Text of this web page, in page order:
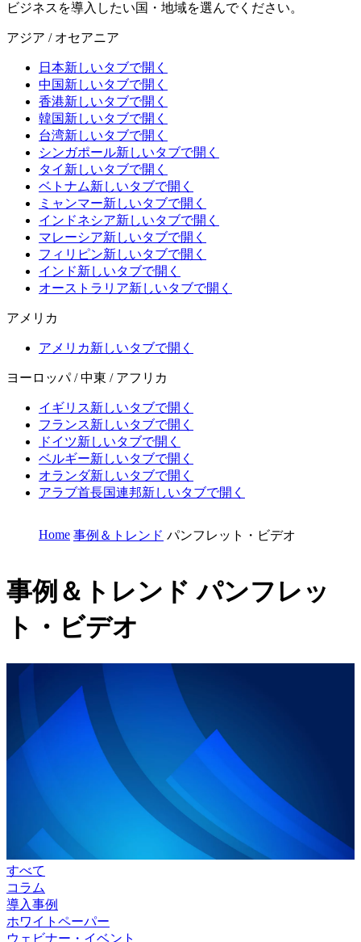
ビジネスを導入したい国・地域を選んでください。
アジア / オセアニア
日本新しいタブで開く
中国新しいタブで開く
香港新しいタブで開く
韓国新しいタブで開く
台湾新しいタブで開く
シンガポール新しいタブで開く
タイ 新しいタブで開く
ベトナム新しいタブで開く
ミャンマー新しいタブで開く
インドネシア新しいタブで開く
マレーシア新しいタブで開く
フィリピン新しいタブで開く
インド新しいタブで開く
オーストラリア新しいタブで開く
アメリカ
アメリカ新しいタブで開く
ヨーロッパ / 中東 / アフリカ
イギリス新しいタブで開く
フランス新しいタブで開く
ドイツ新しいタブで開く
ベルギー新しいタブで開く
オランダ新しいタブで開く
アラブ首長国連邦新しいタブで開く
Home 事例＆トレンド パンフレット・ビデオ
事例＆トレンド パンフレッ
ト・ビデオ
すべて
コラム
導入事例
ホワイトペーパー
ウェビナー・イベント